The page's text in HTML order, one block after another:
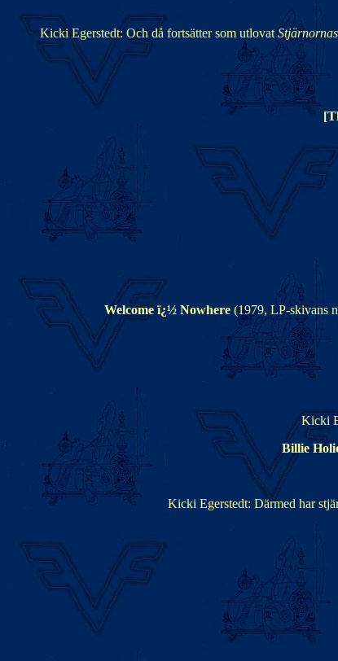
Kicki Egerstedt: Och då fortsätter som utlovat
Welcome ï¿½ Nowhere (1979, LP-skivans
Kicki
Billie
Kicki Egerstedt: Därmed har